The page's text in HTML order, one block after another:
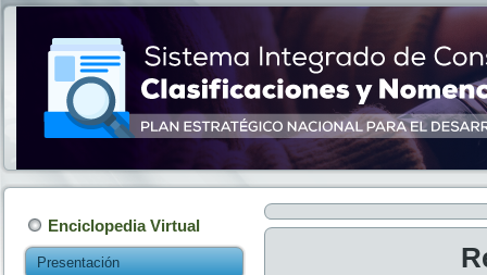
Enciclopedia Virtual
Presentación